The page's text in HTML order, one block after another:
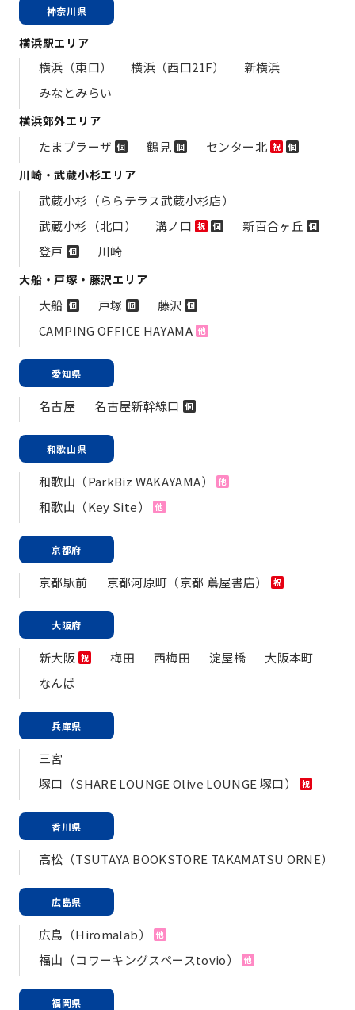
神奈川県
横浜駅エリア
横浜（東口） 横浜（西口21F）
新横浜
みなとみらい
横浜郊外エリア
たまプラーザ 個 鶴見 個 センター北 祝 個
川崎・武蔵小杉エリア
武蔵小杉（ららテラス武蔵小杉店）
武蔵小杉（北口）
溝ノ口 祝 個 新百合ヶ丘 個
登戸 個 川崎
大船・戸塚・藤沢エリア
大船 個 戸塚 個 藤沢 個
CAMPING OFFICE HAYAMA 他
愛知県
名古屋 名古屋新幹線口 個
和歌山県
和歌山（ParkBiz WAKAYAMA） 他
和歌山（Key Site） 他
京都府
京都駅前 京都河原町（京都 蔦屋書店） 祝
大阪府
新大阪 祝 梅田 西梅田 淀屋橋
大阪本町
なんば
兵庫県
三宮
塚口（SHARE LOUNGE Olive LOUNGE 塚口）
祝
香川県
高松（TSUTAYA BOOKSTORE TAKAMATSU ORNE）
広島県
広島（Hiromalab） 他
福山（コワーキングスペースtovio） 他
福岡県